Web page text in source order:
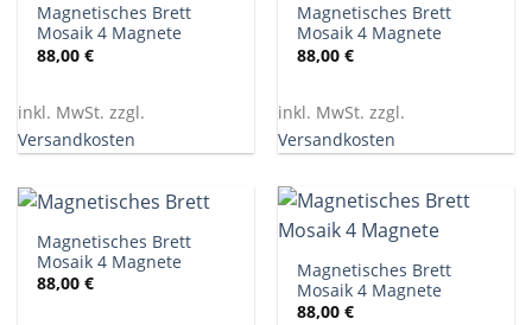
Magnetisches Brett
Mosaik 4 Magnete
88,00€
inkl. MwSt. zzgl.
Versandkosten
Magnetisches Brett
Mosaik 4 Magnete
88,00€
inkl. MwSt. zzgl.
Versandkosten
Magnetisches Brett
Mosaik 4 Magnete
88,00€
Magnetisches Brett
Mosaik 4 Magnete
88,00€